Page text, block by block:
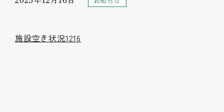
施設空き状況1216